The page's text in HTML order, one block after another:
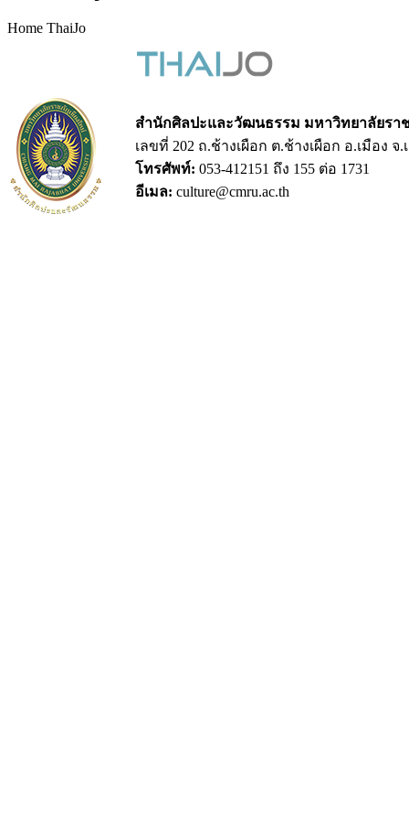
Home ThaiJo
สำนักศิลปะและวัฒนธรรม มหาวิทยาลัยรา
เลขที่ 202 ถ.ช้างเผือก ต.ช้างเผือก อ.เมือง จ.
โทรศัพท์: 053-412151 ถึง 155 ต่อ 1731
อีเมล: culture@cmru.ac.th